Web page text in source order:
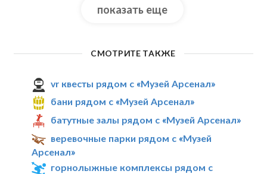
показать еще
СМОТРИТЕ ТАКЖЕ
vr квесты рядом с «Музей Арсенал»
бани рядом с «Музей Арсенал»
батутные залы рядом с «Музей Арсенал»
веревочные парки рядом с «Музей
Арсенал»
горнолыжные комплексы рядом с